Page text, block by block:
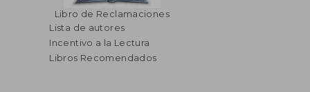
Libro de Reclamaciones
Lista de autores
Incentivo a la Lectura
Libros Recomendados